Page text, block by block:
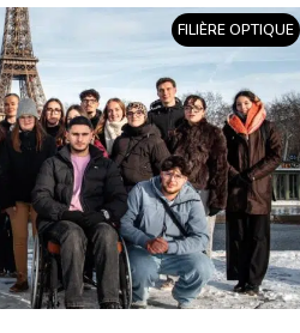
FILIÈRE OPTIQUE